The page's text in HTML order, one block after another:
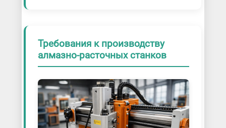
Требования к производству
алмазно-расточных станков